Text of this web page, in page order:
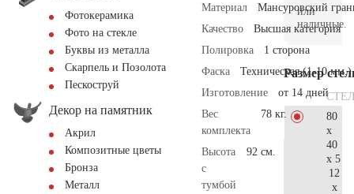
Фотокерамика
Фото на стекле
Буквы из металла
Скарпель и Позолота
Пескоструй
Декор на памятник
Акрил
Композитные цветы
Бронза
Металл
Материал
Мансуровский
Качество
Высшая категория
Полировка
1 сторона
Фаска
Техническая (1-10 мм.)
Изготовление
от 14 дней
Вес
комплекта
78 кг.
Высота
с
тумбой
92 см.
или
наличные.
Размер
80
x
40
x 5
12
x